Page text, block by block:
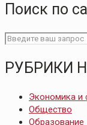
Поиск по
РУБРИКИ
Экономика и
Общество
Образование